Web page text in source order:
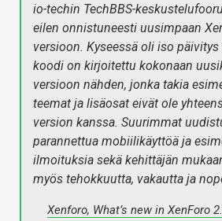
io-techin TechBBS-
eilen onnistuneesti uusimpaan
versioon. Kyseessä oli iso
koodi on kirjoitettu kokonaan
versioon nähden, jonka takia
teemat ja lisäosat eivät ole
version kanssa. Suurimmat
parannettua mobiilikäyttöä ja
ilmoituksia sekä kehittäjän
myös tehokkuutta, vakautta ja
Xenforo, What’s new in XenForo